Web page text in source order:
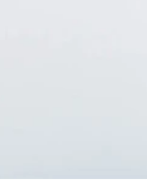
朝用】無印良品「薬用ブライ